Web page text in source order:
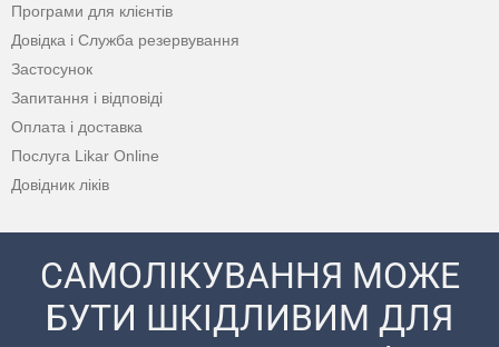
Програми для клієнтів
Довідка і Служба резервування
Застосунок
Запитання і відповіді
Оплата і доставка
Послуга Likar Online
Довідник ліків
САМОЛІКУВАННЯ МОЖЕ
БУТИ ШКІДЛИВИМ ДЛЯ